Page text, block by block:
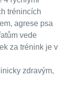
trénincích
agrese psa
vede
za trénink je v
zdravým,